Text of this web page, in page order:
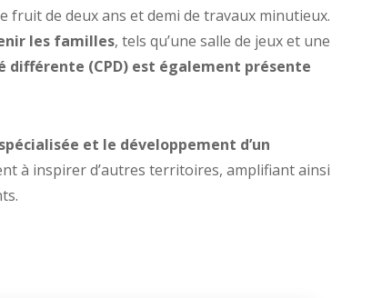
fruit de deux ans et demi de travaux minutieux.
les familles, tels qu’une salle de jeux et une
différente (CPD) est également présente
et le développement d’un
à inspirer d’autres territoires, amplifiant ainsi